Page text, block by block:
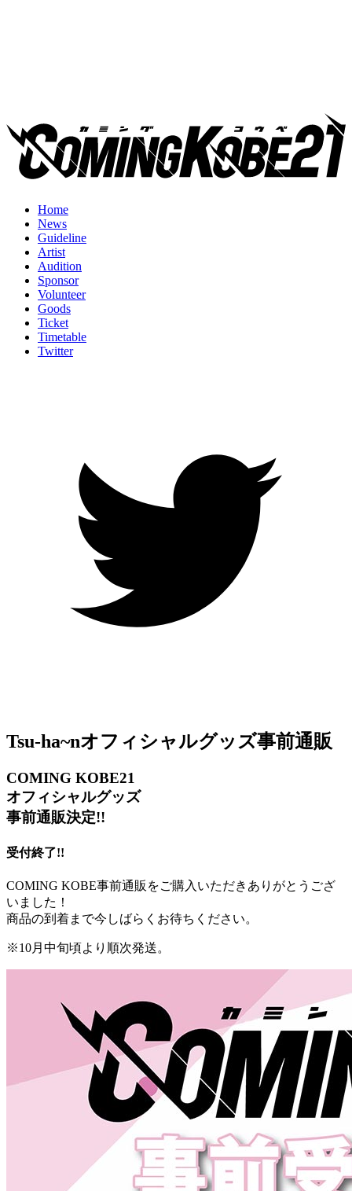
Home
News
Guideline
Artist
Audition
Sponsor
Volunteer
Goods
Ticket
Timetable
Twitter
Tsu-ha~nオフィシャルグッズ事前通販
COMING KOBE21
オフィシャルグッズ
事前通販決定!!
受付終了!!
COMING KOBE事前通販をご購入いただきありがとうござ
いました！
商品の到着まで今しばらくお待ちください。
※10月中旬頃より順次発送。